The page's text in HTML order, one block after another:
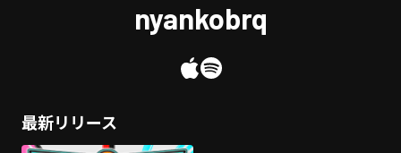
nyankobrq
最新リリース